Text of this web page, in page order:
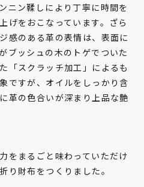
ニン鞣しにより丁寧に時間を
げをおこなっています。ざら
感のある革の表情は、表面に
ブッシュの木のトゲでついた
「スクラッチ加工」によるも
ですが、オイルをしっかり含
革の色合いが深まり上品な艶
をまるごと味わっていただけ
り財布をつくりました。